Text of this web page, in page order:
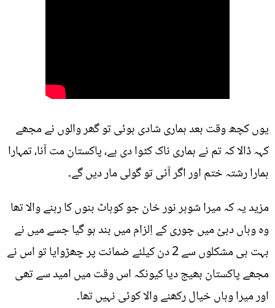
یوں کچھ وقت بعد ہماری شادی ہوئی تو گھر والوں نے مجھے
کہہ ڈالا کہ تم نے ہماری ناک کٹوا دی ہے، پاکستان مت آنا، تمہارا
ہمارا رشتہ ختم اور اگر آئی تو گولی مار دیں گے۔
مزید یہ کہ میرا شوہر نور خان جو کوہاٹ بنوں کا رہنے والا تھا
وہ وہاں دبئ میں چوری کے اِلزام میں بند ہو گیا جسے میں نے
بہت ہی مشکلوں سے 2 دن کیلئے ضمانت پر چھڑوایا تو اس نے
مجھے پاکستان بھیج دیا کیونکہ اس وقت میں امید سے تھی
اور میرا وہاں خیال رکھنے والا کوئی نہیں تھا۔